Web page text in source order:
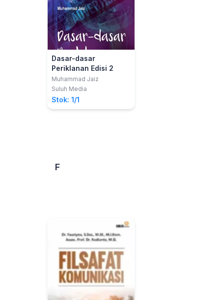
Dasar-dasar
Periklanan Edisi 2
Muhammad Jaiz
Suluh Media
Stok: 1/1
F